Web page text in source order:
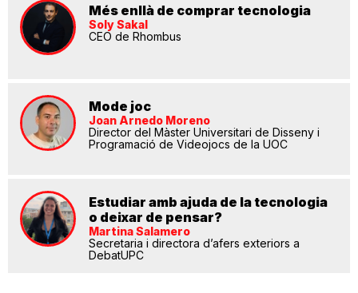
Més enllà de comprar tecnologia
Soly Sakal
CEO de Rhombus
Mode joc
Joan Arnedo Moreno
Director del Màster Universitari de Disseny i
Programació de Videojocs de la UOC
Estudiar amb ajuda de la tecnologia
o deixar de pensar?
Martina Salamero
Secretaria i directora d’afers exteriors a
DebatUPC